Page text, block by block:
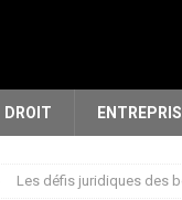
DROIT
Les défis juridiques des